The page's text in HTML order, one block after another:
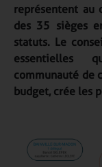
représentent au
des 35 sièges
statuts. Le
essentielles
communauté de
budget, crée les